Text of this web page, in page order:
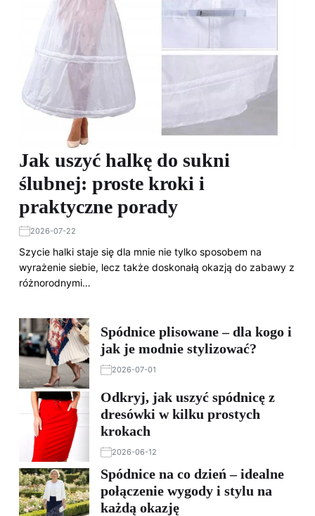
Jak uszyć halkę do sukni
ślubnej: proste kroki i
praktyczne porady
2026-07-22
Szycie halki staje się dla mnie nie tylko sposobem na
wyrażenie siebie, lecz także doskonałą okazją do zabawy z
różnorodnymi…
Spódnice plisowane – dla kogo i
jak je modnie stylizować?
2026-07-01
Odkryj, jak uszyć spódnicę z
dresówki w kilku prostych
krokach
2026-06-12
Spódnice na co dzień – idealne
połączenie wygody i stylu na
każdą okazję